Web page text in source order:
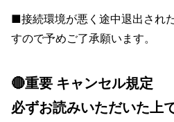
■接続環境が悪く途中退出され
すので予めご了承願います。
🔴重要 キャンセル規定
必ずお読みいただいた上